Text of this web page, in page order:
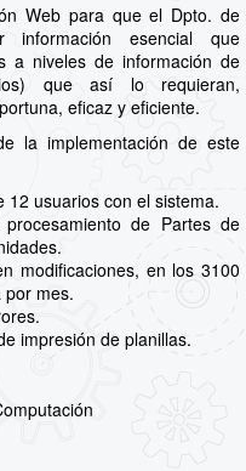
Web para que el Dpto. de
información esencial que
a niveles de información de
que así lo requieran,
eficaz y eficiente.
la implementación de este
usuarios con el sistema.
de Partes de
modificaciones, en los 3100
por mes.
impresión de planillas.